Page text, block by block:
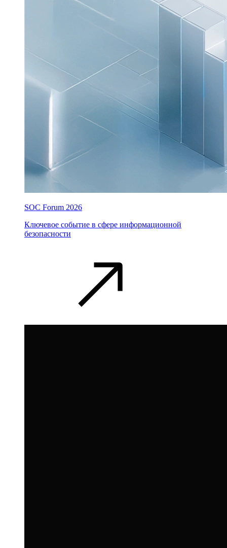
SOC Forum 2026
Ключевое событие в сфере информационной
безопасности